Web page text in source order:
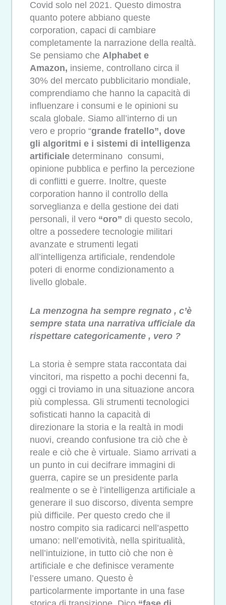
Covid solo nel 2021. Questo dimostra
quanto potere abbiano queste
corporation, capaci di cambiare
completamente la narrazione della realtà.
Se pensiamo che Alphabet e
Amazon, insieme, controllano circa il
30% del mercato pubblicitario mondiale,
comprendiamo che hanno la capacità di
influenzare i consumi e le opinioni su
scala globale. Siamo all’interno di un
vero e proprio “grande fratello”, dove
gli algoritmi e i sistemi di intelligenza
artificiale determinano consumi,
opinione pubblica e perfino la percezione
di conflitti e guerre. Inoltre, queste
corporation hanno il controllo della
sorveglianza e della gestione dei dati
personali, il vero “oro” di questo secolo,
oltre a possedere tecnologie militari
avanzate e strumenti legati
all’intelligenza artificiale, rendendole
poteri di enorme condizionamento a
livello globale.
La menzogna ha sempre regnato , c’è
sempre stata una narrativa ufficiale da
rispettare categoricamente , vero ?
La storia è sempre stata raccontata dai
vincitori, ma rispetto a pochi decenni fa,
oggi ci troviamo in una situazione ancora
più complessa. Gli strumenti tecnologici
sofisticati hanno la capacità di
direzionare la storia e la realtà in modi
nuovi, creando confusione tra ciò che è
reale e ciò che è virtuale. Siamo arrivati a
un punto in cui decifrare immagini di
guerra, capire se un presidente parla
realmente o se è l’intelligenza artificiale a
generare il suo discorso, diventa sempre
più difficile. Per questo credo che il
nostro compito sia radicarci nell’aspetto
umano: nell’emotività, nella spiritualità,
nell’intuizione, in tutto ciò che non è
artificiale e che definisce veramente
l’essere umano. Questo è
particolarmente importante in una fase